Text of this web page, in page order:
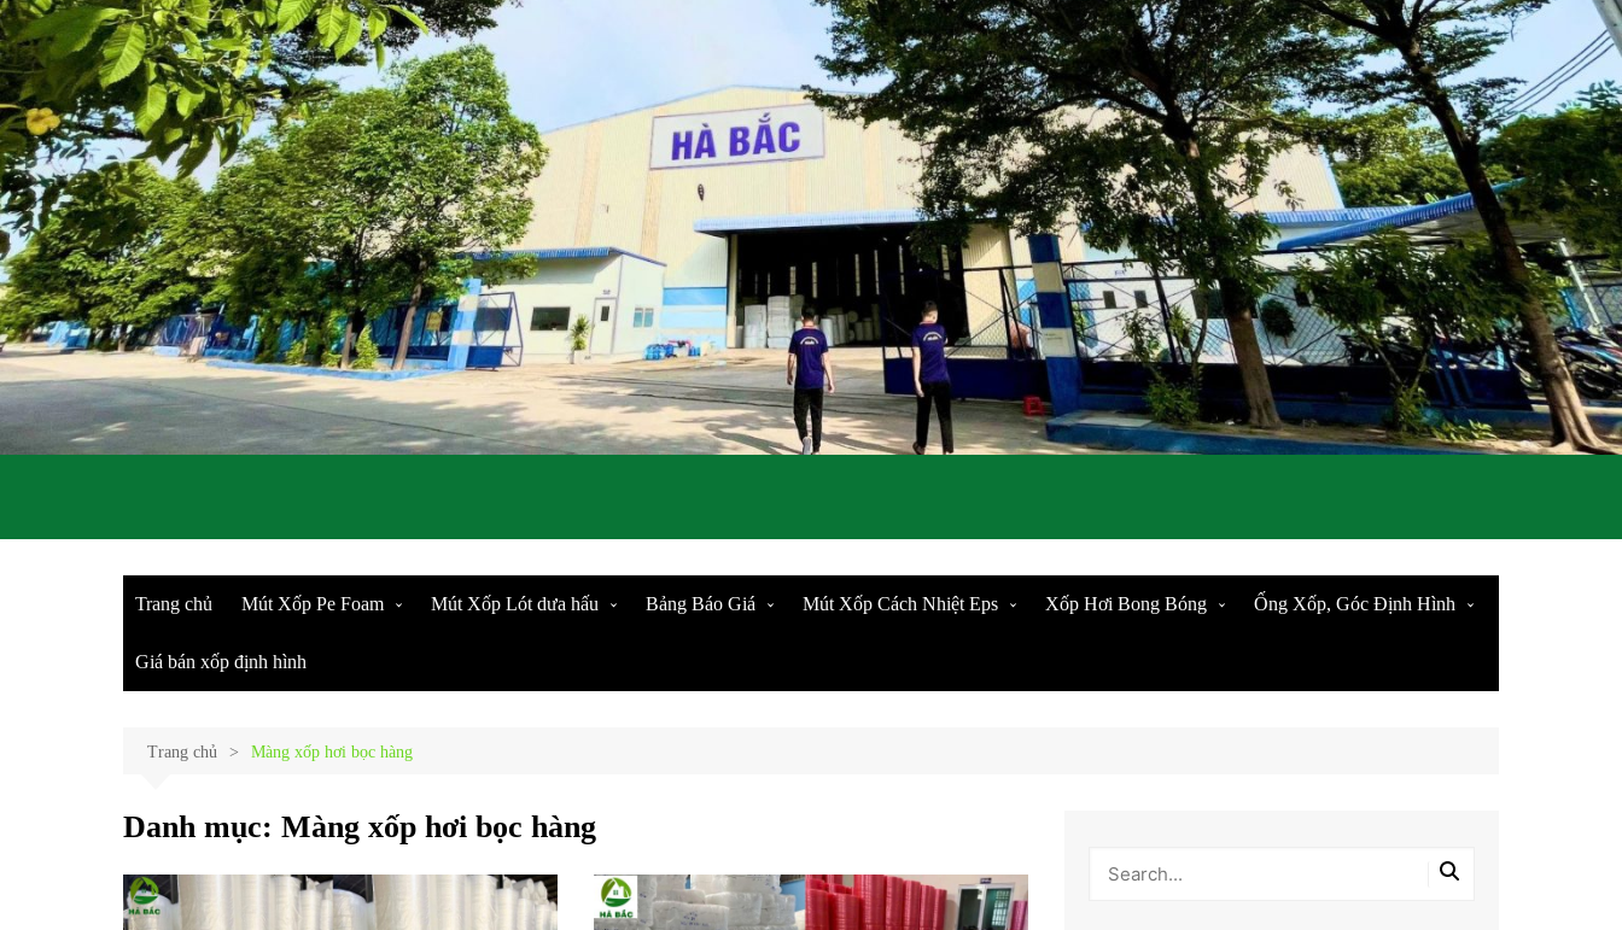
Trang chủ Mút Xốp Pe Foam
Mút Xốp Pe Foam Bọc Lót
Đồ Gỗ
Mút Xốp Lót dưa hấu
Mút Bọc Thanh Long Xuất
Ở Đâu ?
Chuối
Cuộn Mút Xốp Lót Chuối Cắt
Bảng Báo Giá Mút Xốp Cách Nhiệt Eps
Mốp Xốp – Xốp Eps Tỷ
Trọng Cao
Xốp Hơi Bong Bóng
Mút Xốp Bọc Hàng Giá Rẻ
Ống Xốp, Góc Định Hình
Thanh Xốp Đặc Giá Rẻ
Giá bán xốp định hình
Trang chủ Màng xốp hơi bọc hàng
Danh mục: Màng xốp hơi bọc hàng